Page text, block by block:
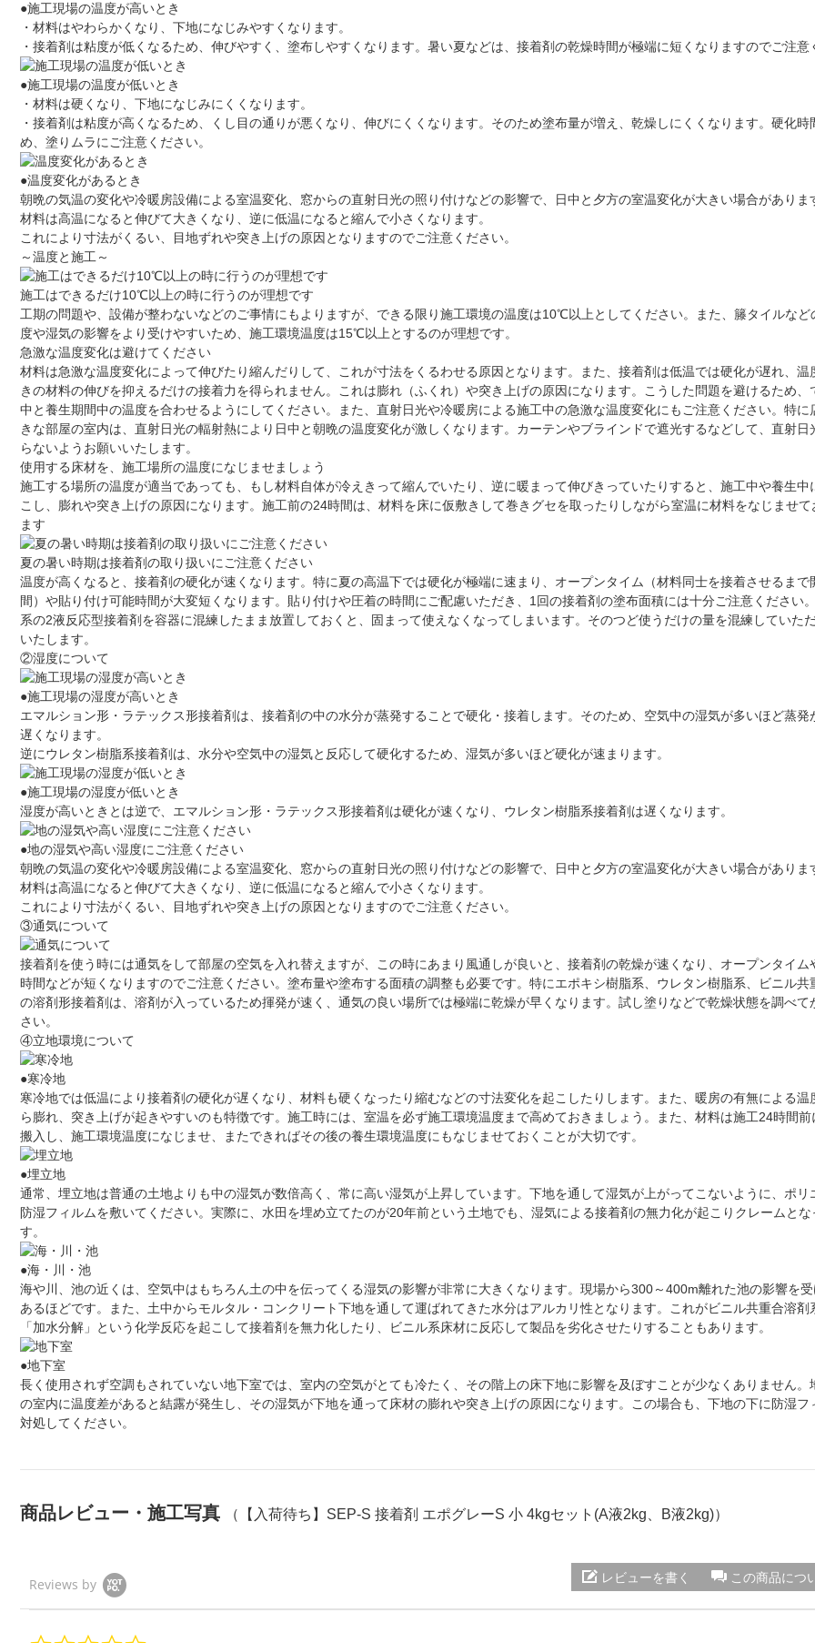
●施工現場の温度が高いとき
・材料はやわらかくなり、下地になじみやすくなります。
・接着剤は粘度が低くなるため、伸びやすく、塗布しやすくなります。暑い夏などは、接着剤の乾燥時間が極端に短くなりますのでご注意
●施工現場の温度が低いとき
・材料は硬くなり、下地になじみにくくなります。
・接着剤は粘度が高くなるため、くし目の通りが悪くなり、伸びにくくなります。そのため塗布量が増え、乾燥しにくくなります。硬化時
め、塗りムラにご注意ください。
●温度変化があるとき
朝晩の気温の変化や冷暖房設備による室温変化、窓からの直射日光の照り付けなどの影響で、日中と夕方の室温変化が大きい場合がありま
材料は高温になると伸びて大きくなり、逆に低温になると縮んで小さくなります。
これにより寸法がくるい、目地ずれや突き上げの原因となりますのでご注意ください。
～温度と施工～
施工はできるだけ10℃以上の時に行うのが理想です
工期の問題や、設備が整わないなどのご事情にもよりますが、できる限り施工環境の温度は10℃以上としてください。また、籐タイルなど
度や湿気の影響をより受けやすいため、施工環境温度は15℃以上とするのが理想です。
急激な温度変化は避けてください
材料は急激な温度変化によって伸びたり縮んだりして、これが寸法をくるわせる原因となります。また、接着剤は低温では硬化が遅れ、温
きの材料の伸びを抑えるだけの接着力を得られません。これは膨れ（ふくれ）や突き上げの原因になります。こうした問題を避けるため、
中と養生期間中の温度を合わせるようにしてください。また、直射日光や冷暖房による施工中の急激な温度変化にもご注意ください。特に
きな部屋の室内は、直射日光の輻射熱により日中と朝晩の温度変化が激しくなります。カーテンやブラインドで遮光するなどして、直射日
らないようお願いいたします。
使用する床材を、施工場所の温度になじませましょう
施工する場所の温度が適当であっても、もし材料自体が冷えきって縮んでいたり、逆に暖まって伸びきっていたりすると、施工中や養生中
こし、膨れや突き上げの原因になります。施工前の24時間は、材料を床に仮敷きして巻きグセを取ったりしながら室温に材料をなじませて
ます
夏の暑い時期は接着剤の取り扱いにご注意ください
温度が高くなると、接着剤の硬化が速くなります。特に夏の高温下では硬化が極端に速まり、オープンタイム（材料同士を接着させるまで
間）や貼り付け可能時間が大変短くなります。貼り付けや圧着の時間にご配慮いただき、1回の接着剤の塗布面積には十分ご注意ください
系の2液反応型接着剤を容器に混練したまま放置しておくと、固まって使えなくなってしまいます。そのつど使うだけの量を混練していた
いたします。
②湿度について
●施工現場の湿度が高いとき
エマルション形・ラテックス形接着剤は、接着剤の中の水分が蒸発することで硬化・接着します。そのため、空気中の湿気が多いほど蒸発
遅くなります。
逆にウレタン樹脂系接着剤は、水分や空気中の湿気と反応して硬化するため、湿気が多いほど硬化が速まります。
●施工現場の湿度が低いとき
湿度が高いときとは逆で、エマルション形・ラテックス形接着剤は硬化が速くなり、ウレタン樹脂系接着剤は遅くなります。
●地の湿気や高い湿度にご注意ください
朝晩の気温の変化や冷暖房設備による室温変化、窓からの直射日光の照り付けなどの影響で、日中と夕方の室温変化が大きい場合がありま
材料は高温になると伸びて大きくなり、逆に低温になると縮んで小さくなります。
これにより寸法がくるい、目地ずれや突き上げの原因となりますのでご注意ください。
③通気について
接着剤を使う時には通気をして部屋の空気を入れ替えますが、この時にあまり風通しが良いと、接着剤の乾燥が速くなり、オープンタイム
時間などが短くなりますのでご注意ください。塗布量や塗布する面積の調整も必要です。特にエポキシ樹脂系、ウレタン樹脂系、ビニル共
の溶剤形接着剤は、溶剤が入っているため揮発が速く、通気の良い場所では極端に乾燥が早くなります。試し塗りなどで乾燥状態を調べて
さい。
④立地環境について
●寒冷地
寒冷地では低温により接着剤の硬化が遅くなり、材料も硬くなったり縮むなどの寸法変化を起こしたりします。また、暖房の有無による温
ら膨れ、突き上げが起きやすいのも特徴です。施工時には、室温を必ず施工環境温度まで高めておきましょう。また、材料は施工24時間前
搬入し、施工環境温度になじませ、またできればその後の養生環境温度にもなじませておくことが大切です。
●埋立地
通常、埋立地は普通の土地よりも中の湿気が数倍高く、常に高い湿気が上昇しています。下地を通して湿気が上がってこないように、ポリ
防湿フィルムを敷いてください。実際に、水田を埋め立てたのが20年前という土地でも、湿気による接着剤の無力化が起こりクレームとな
す。
●海・川・池
海や川、池の近くは、空気中はもちろん土の中を伝ってくる湿気の影響が非常に大きくなります。現場から300～400m離れた池の影響を
あるほどです。また、土中からモルタル・コンクリート下地を通して運ばれてきた水分はアルカリ性となります。これがビニル共重合溶剤
「加水分解」という化学反応を起こして接着剤を無力化したり、ビニル系床材に反応して製品を劣化させたりすることもあります。
●地下室
長く使用されず空調もされていない地下室では、室内の空気がとても冷たく、その階上の床下地に影響を及ぼすことが少なくありません。
の室内に温度差があると結露が発生し、その湿気が下地を通って床材の膨れや突き上げの原因になります。この場合も、下地の下に防湿フ
対処してください。
商品レビュー・施工写真 （【入荷待ち】SEP-S 接着剤 エポグレーS 小 4kgセット(A液2kg、B液2kg)）
Reviews by この商品につ
レビューを書く